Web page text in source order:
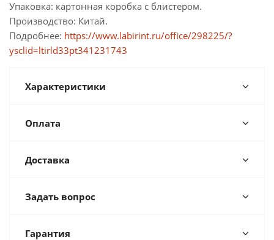
Упаковка: картонная коробка с блистером.
Производство: Китай.
Подробнее: https://www.labirint.ru/office/298225/?
ysclid=ltirld33pt341231743
Характеристики
Оплата
Доставка
Задать вопрос
Гарантия